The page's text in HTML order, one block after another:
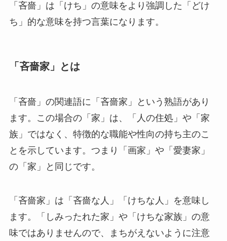
「吝嗇」は「けち」の意味をより強調した「どけ
ち」的な意味を持つ言葉になります。
「吝嗇家」とは
「吝嗇」の関連語に「吝嗇家」という熟語があり
ます。この場合の「家」は、「人の住処」や「家
族」ではなく、特徴的な職能や性向の持ち主のこ
とを示しています。つまり「画家」や「愛妻家」
の「家」と同じです。
「吝嗇家」は「吝嗇な人」「けちな人」を意味し
ます。「しみったれた家」や「けちな家族」の意
味ではありませんので、まちがえないように注意